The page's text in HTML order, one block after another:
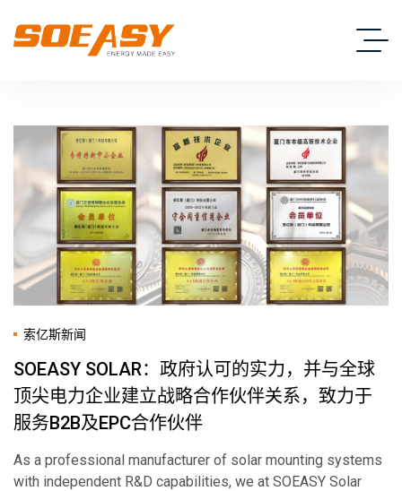
索亿斯新闻
SOEASY SOLAR：政府认可的实力，并与全球
顶尖电力企业建立战略合作伙伴关系，致力于
服务B2B及EPC合作伙伴
As a professional manufacturer of solar mounting systems
with independent R&D capabilities, we at SOEASY Solar